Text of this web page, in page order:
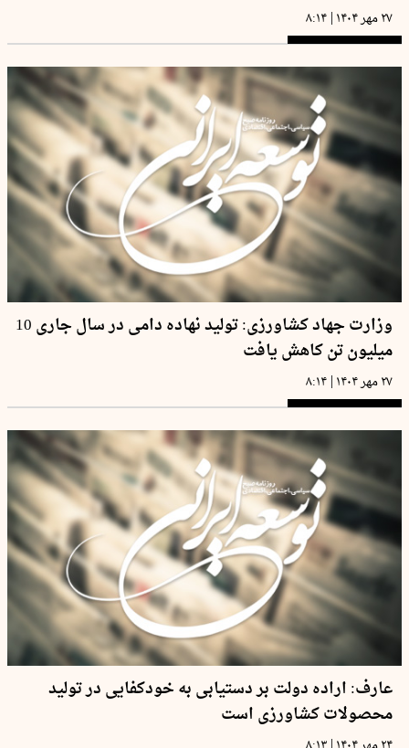
۲۷ مهر ۱۴۰۴ | ۸:۱۴
وزارت جهاد کشاورزی: تولید نهاده‌ دامی در سال جاری 10
میلیون تن کاهش یافت
۲۷ مهر ۱۴۰۴ | ۸:۱۴
عارف: اراده دولت بر دستیابی به خودکفایی در تولید
محصولات کشاورزی است